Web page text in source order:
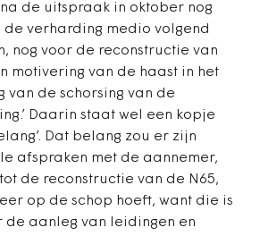
de uitspraak in oktober nog
verharding medio volgend
nog voor de reconstructie van
motivering van de haast in het
van de schorsing van de
Daarin staat wel een kopje
Dat belang zou er zijn
afspraken met de aannemer,
de reconstructie van de N65,
op de schop hoeft, want die is
de aanleg van leidingen en